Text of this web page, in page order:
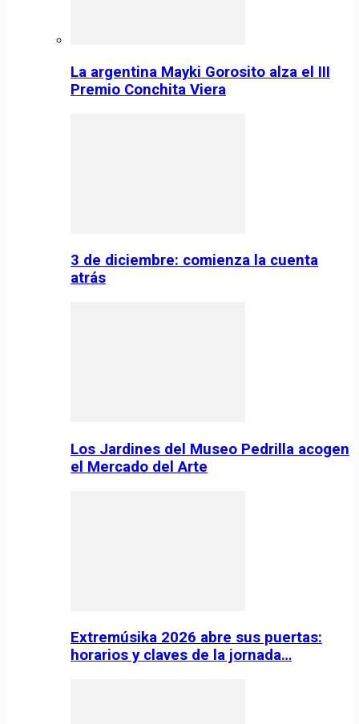
La argentina Mayki Gorosito alza el III
Premio Conchita Viera
3 de diciembre: comienza la cuenta
atrás
Los Jardines del Museo Pedrilla acogen
el Mercado del Arte
Extremúsika 2026 abre sus puertas:
horarios y claves de la jornada…